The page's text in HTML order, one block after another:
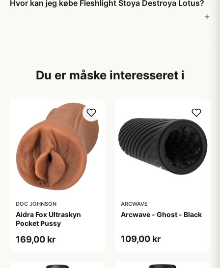
Hvor kan jeg købe Fleshlight Stoya Destroya Lotus?
Du er måske interesseret i
DOC JOHNSON
Aidra Fox Ultraskyn
Pocket Pussy
169,00 kr
ARCWAVE
Arcwave - Ghost - Black
109,00 kr